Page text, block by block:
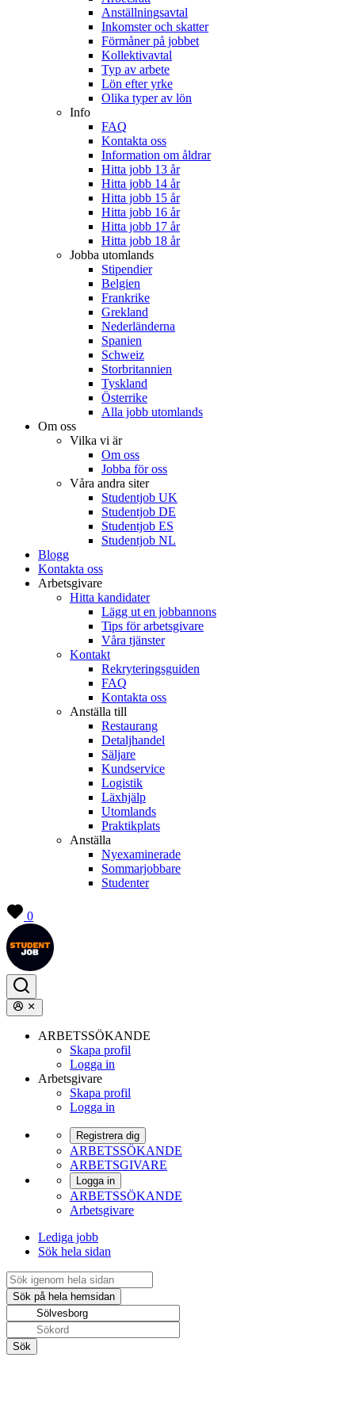
Anställningsavtal
Inkomster och skatter
Förmåner på jobbet
Kollektivavtal
Typ av arbete
Lön efter yrke
Olika typer av lön
Info
FAQ
Kontakta oss
Information om åldrar
Hitta jobb 13 år
Hitta jobb 14 år
Hitta jobb 15 år
Hitta jobb 16 år
Hitta jobb 17 år
Hitta jobb 18 år
Jobba utomlands
Stipendier
Belgien
Frankrike
Grekland
Nederländerna
Spanien
Schweiz
Storbritannien
Tyskland
Österrike
Alla jobb utomlands
Om oss
Vilka vi är
Om oss
Jobba för oss
Våra andra siter
Studentjob UK
Studentjob DE
Studentjob ES
Studentjob NL
Blogg
Kontakta oss
Arbetsgivare
Hitta kandidater
Lägg ut en jobbannons
Tips för arbetsgivare
Våra tjänster
Kontakt
Rekryteringsguiden
FAQ
Kontakta oss
Anställa till
Restaurang
Detaljhandel
Säljare
Kundservice
Logistik
Läxhjälp
Utomlands
Praktikplats
Anställa
Nyexaminerade
Sommarjobbare
Studenter
0
ARBETSSÖKANDE
Skapa profil
Logga in
Arbetsgivare
Skapa profil
Logga in
Registrera dig
ARBETSSÖKANDE
ARBETSGIVARE
Logga in
ARBETSSÖKANDE
Arbetsgivare
Lediga jobb
Sök hela sidan